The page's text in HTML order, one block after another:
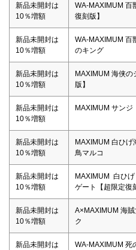
新品未開封は
10％増額
WA-MAXIMUM 百
復刻版】
新品未開封は
10％増額
WA-MAXIMUM 百
のキング
新品未開封は
10％増額
MAXIMUM 海侠の
版】
新品未開封は
10％増額
MAXIMUM サンジ
新品未開封は
10％増額
MAXIMUM 白ひ
鳥マルコ
新品未開封は
10％増額
MAXIMUM 白ひ
ゲート【超限定復
新品未開封は
10％増額
A×MAXIMUM 海
ク
新品未開封は
WA-MAXIMUM 死